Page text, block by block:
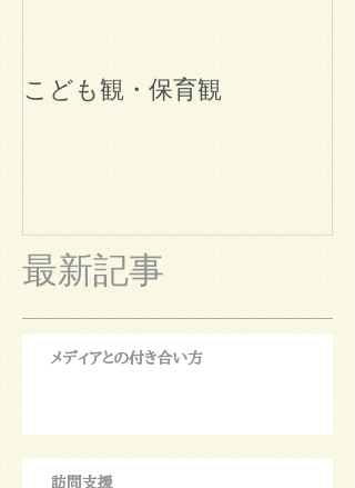
こども観・保育観
最新記事
メディアとの付き合い方
訪問支援